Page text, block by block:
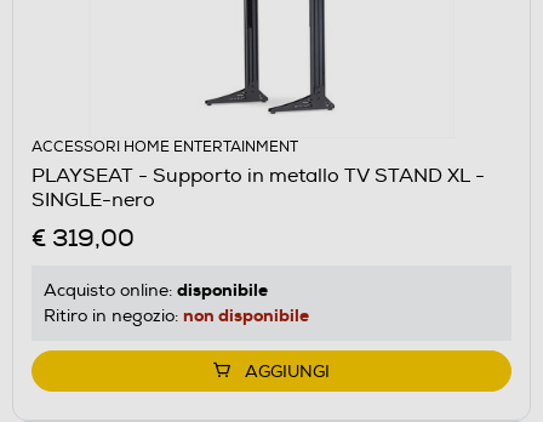
ACCESSORI HOME ENTERTAINMENT
PLAYSEAT - Supporto in metallo TV STAND XL -
SINGLE-nero
€ 319,00
Acquisto online: disponibile
Ritiro in negozio: non disponibile
AGGIUNGI